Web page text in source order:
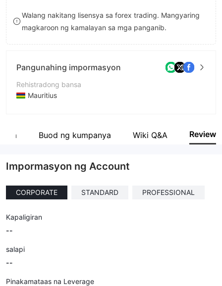
8
9
Walang nakitang lisensya sa forex trading. Mangyaring
magkaroon ng kamalayan sa mga panganib.
Pangunahing impormasyon
Rehistradong bansa
Mauritius
KumpanyaBuod ng kumpanya Wiki Q&A Review
Impormasyon ng Account
CORPORATE STANDARD PROFESSIONAL
Kapaligiran
--
salapi
--
Pinakamataas na Leverage